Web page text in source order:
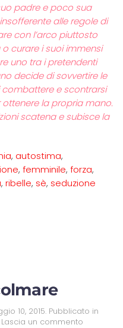
padre e poco sua
alle regole di
con l’arco piuttosto
curare i suoi immensi
uno tra i pretendenti
decide di sovvertire le
e scontrarsi
la propria mano.
scatena e subisce la
, autostima,
, femminile, forza,
, ribelle, sè, seduzione
10, 2015. Pubblicato in
Lascia un commento